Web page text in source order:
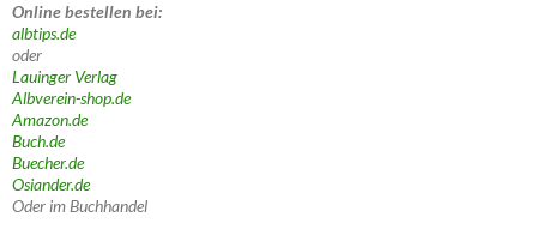
Online bestellen bei:
albtips.de
oder
Lauinger Verlag
Albverein-shop.de
Amazon.de
Buch.de
Buecher.de
Osiander.de
Oder im Buchhandel